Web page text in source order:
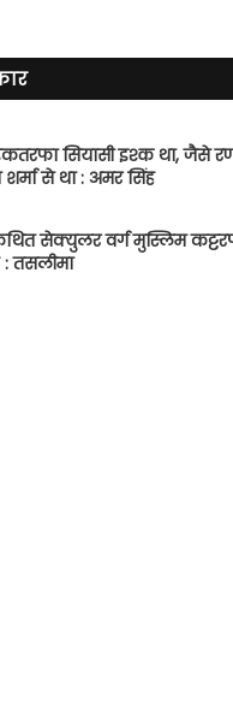
सियासी इश्क था, जैसे
से था : अमर सिंह
सेक्युलर वर्ग मुस्लिम
तसलीमा